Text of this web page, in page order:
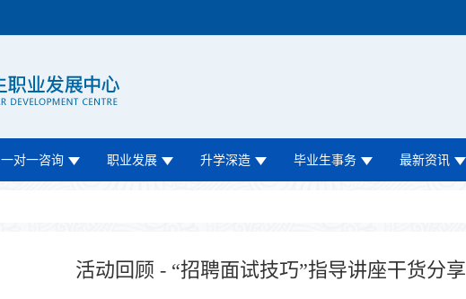
一对一咨询 职业发展 升学深造 毕业生事务 最新资讯
活动回顾 - “招聘面试技巧”指导讲座干货分享